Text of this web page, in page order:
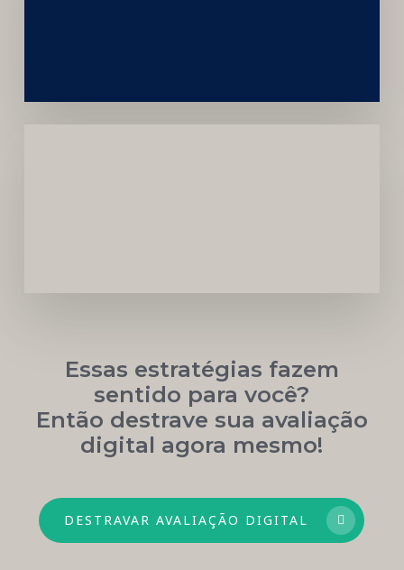
Essas estratégias fazem
sentido para você?
Então destrave sua avaliação
digital agora mesmo!
DESTRAVAR AVALIAÇÃO DIGITAL